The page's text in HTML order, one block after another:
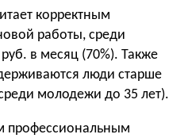
корректным
работы, среди
в месяц (70%). Также
люди старше
молодежи до 35 лет).
профессиональным